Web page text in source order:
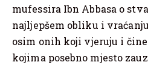
mufessira Ibn Abbasa o
najljepšem obliku i
osim onih koji vjeruju i čine
kojima posebno mjesto